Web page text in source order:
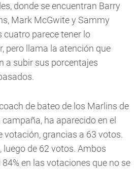
donde se encuentran Barry
Mark McGwite y Sammy
cuatro parece tener lo
pero llama la atención que
a subir sus porcentajes
de bateo de los Marlins de
ha aparecido en el
votación, grancias a 63 votos.
luego de 62 votos. Ambos
en las votaciones que no se